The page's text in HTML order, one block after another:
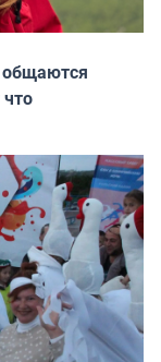
общаются